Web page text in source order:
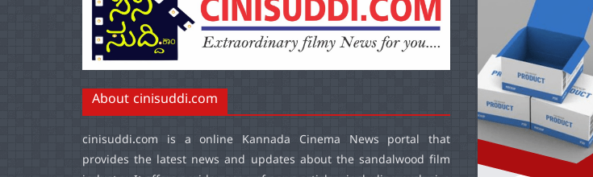
About cinisuddi.com
cinisuddi.com is a online Kannada Cinema News portal that
provides the latest news and updates about the sandalwood film